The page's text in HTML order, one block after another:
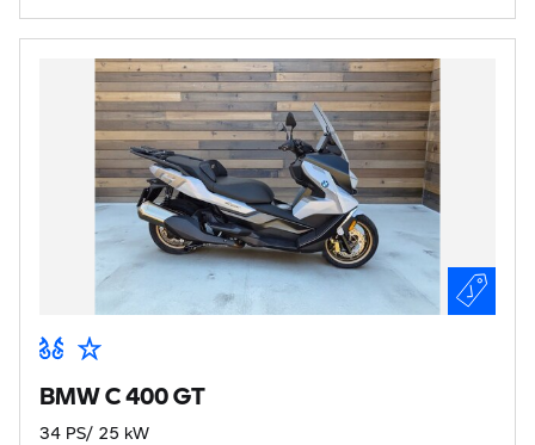
BMW C 400 GT
34 PS/ 25 kW